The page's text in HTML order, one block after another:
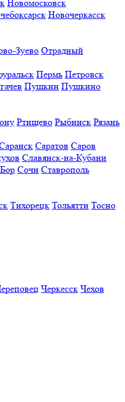
Новомосковск
Новочеркасск
Зуево Отрадный
Пермь Петровск
Пушкин Пушкино
Ртищево Рыбинск Рязань
Саратов Саров
Славянск-на-Кубани
Сочи Ставрополь
Тихорецк Тольятти Тосно
Черкесск Чехов